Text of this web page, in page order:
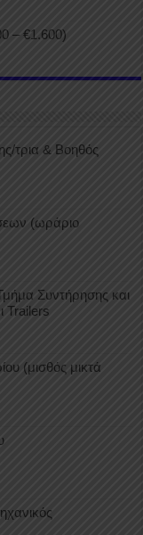
– €1.600)
τρια & Βοηθός
(ωράριο
Συντήρησης και
Trailers
(μισθός μικτά